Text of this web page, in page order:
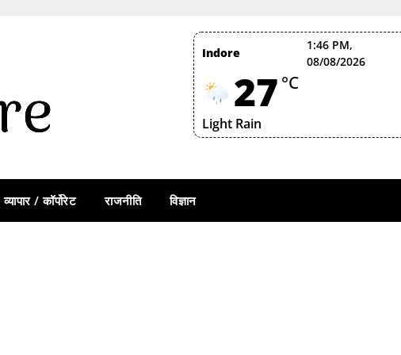
Indore
1:46 PM,
08/08/2026
27 °C
Light Rain
व्यापार / कॉर्पोरेट राजनीति विज्ञान